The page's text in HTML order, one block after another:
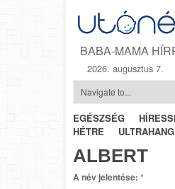
BABA-MAMA
2026. augusztus 7.
EGÉSZSÉG
HÉTRE
ULTRAHANG
ALBERT
A név jelentése: *